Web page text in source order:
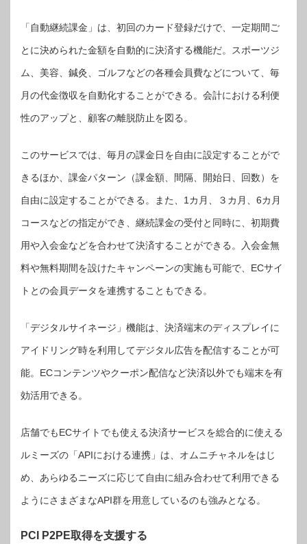
「自動継続課金」は、初回のカード登録だけで、一定期間ご
とに決められた金額を自動的に決済する機能だ。スポーツジ
ム、美容、鍼灸、ゴルフなどの各種会員費などについて、毎
月の代金徴収を自動化することができる。会計における利便
性のアップと、顧客の離脱防止を図る。
このサービスでは、毎月の課金日を自由に設定することがで
きるほか、課金パターン（課金額、間隔、開始日、回数）を
自由に設定することができる。また、1カ月、３カ月、6カ月
コースなどの指定ができ、継続課金の受付と同時に、初期費
用や入会金などを合わせて決済することができる。入会金無
料や無料期間を設けたキャンペーンの実施も可能で、ECサイ
トとの会員データを連携することもできる。
「デジタルサイネージ」機能は、決済端末のディスプレイに
アイドリング時を利用してデジタル広告を配信することが可
能。ECコンテンツやクーポン配信など決済以外でも端末を有
効活用できる。
店舗でもECサイトでも使える決済サービスを総合的に使える
ルミーズの「APIにおける連携」は、オムニチャネルをはじ
め、あらゆるニーズに応じて自由に組み合わせて利用できる
ようにさまざまなAPI群を用意しているのも強みとなる。
PCI P2PE取得を支援する